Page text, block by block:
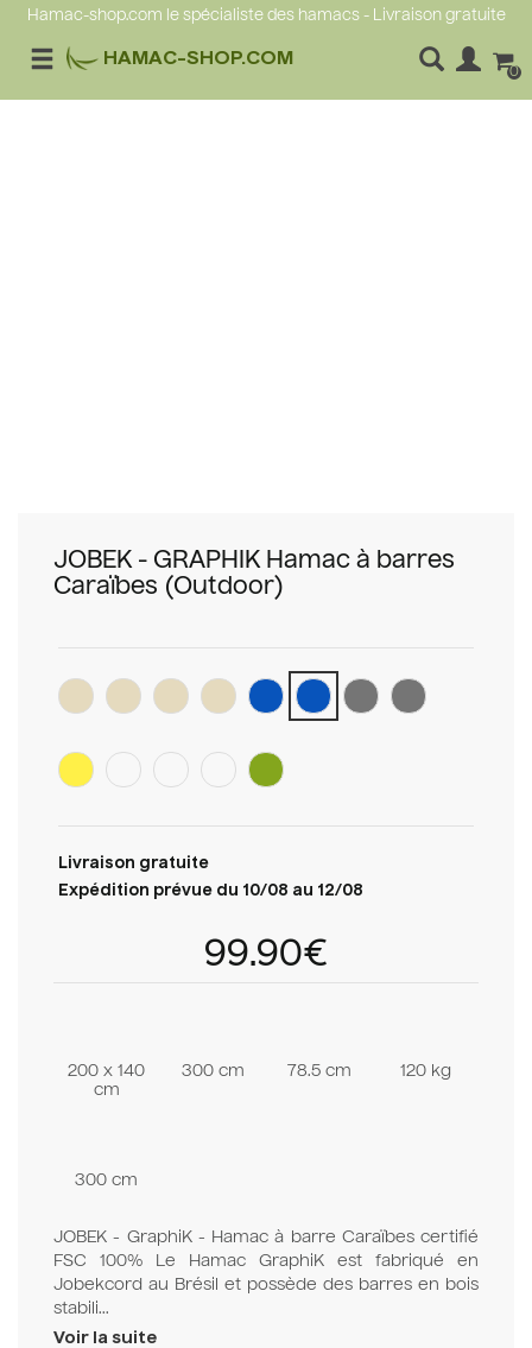
Hamac-shop.com le spécialiste des hamacs - Livraison gratuite
HAMAC-SHOP.COM
0
JOBEK - GRAPHIK Hamac à barres
Caraïbes (Outdoor)
Livraison gratuite
Expédition prévue du 10/08 au 12/08
99.90€
200 x 140
cm
300 cm 78.5 cm 120 kg
300 cm
JOBEK - GraphiK - Hamac à barre Caraïbes certifié
FSC 100% Le Hamac GraphiK est fabriqué en
Jobekcord au Brésil et possède des barres en bois
stabili...
Voir la suite